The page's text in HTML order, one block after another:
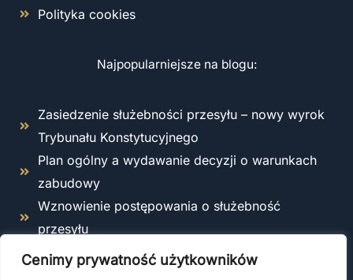
Cenimy prywatność użytkowników
Polityka cookies
Najpopularniejsze na blogu:
Zasiedzenie służebności przesyłu – nowy wyrok
Trybunału Konstytucyjnego
Plan ogólny a wydawanie decyzji o warunkach
zabudowy
Wznowienie postępowania o służebność
przesyłu
Odstąpienie od umowy o roboty budowlane –